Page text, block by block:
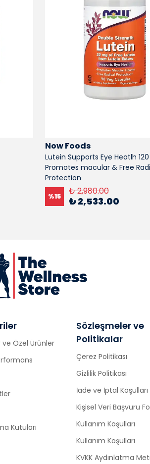
Now Foods
Lutein Supports Eye Heatlh
Promotes macular & Free
Protection
%15 ₺ 2,980.00
₺ 2,533.00
Özel Ürünler
Kutuları
Sözleşmeler ve
Politikalar
Çerez Politikası
Gizlilik Politikası
İade ve İptal Koşulları
Kişisel Veri Başvuru
Kullanım Koşulları
Kullanım Koşulları
KVKK Aydınlatma